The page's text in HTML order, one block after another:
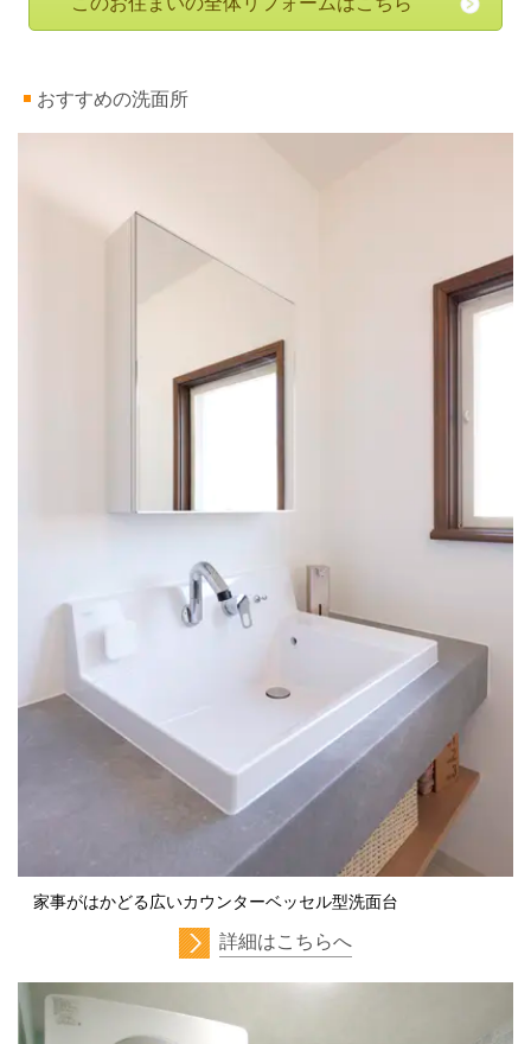
おすすめの洗面所
家事がはかどる広いカウンターベッセル型洗面台
詳細はこちらへ